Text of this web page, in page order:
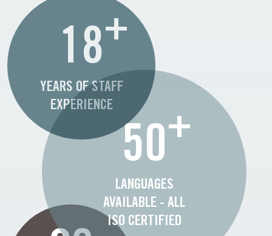
50+
LANGUAGES
AVAILABLE - ALL
ISO CERTIFIED
18+
YEARS OF STAFF
EXPERIENCE